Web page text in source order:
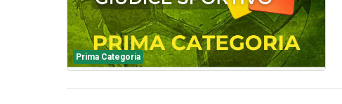
Prima Categoria